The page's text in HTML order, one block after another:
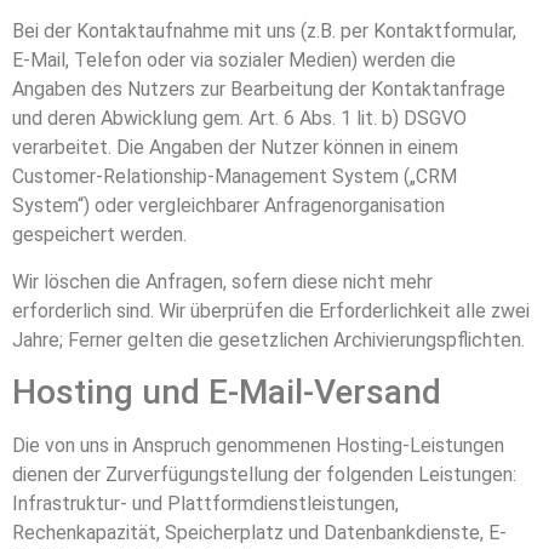
Bei der Kontaktaufnahme mit uns (z.B. per Kontaktformular,
E-Mail, Telefon oder via sozialer Medien) werden die
Angaben des Nutzers zur Bearbeitung der Kontaktanfrage
und deren Abwicklung gem. Art. 6 Abs. 1 lit. b) DSGVO
verarbeitet. Die Angaben der Nutzer können in einem
Customer-Relationship-Management System („CRM
System“) oder vergleichbarer Anfragenorganisation
gespeichert werden.
Wir löschen die Anfragen, sofern diese nicht mehr
erforderlich sind. Wir überprüfen die Erforderlichkeit alle zwei
Jahre; Ferner gelten die gesetzlichen Archivierungspflichten.
Hosting und E-Mail-Versand
Die von uns in Anspruch genommenen Hosting-Leistungen
dienen der Zurverfügungstellung der folgenden Leistungen:
Infrastruktur- und Plattformdienstleistungen,
Rechenkapazität, Speicherplatz und Datenbankdienste, E-